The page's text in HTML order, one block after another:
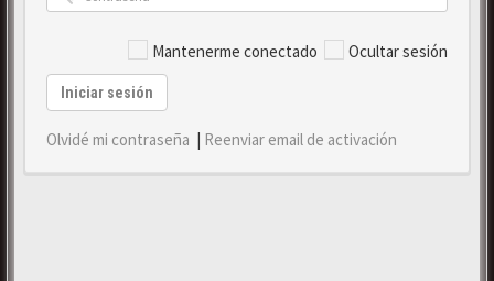
Mantenerme conectado Ocultar sesión
Iniciar sesión
Olvidé mi contraseña | Reenviar email de activación